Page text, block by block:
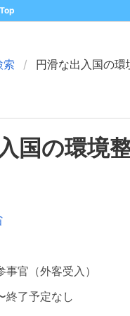
Top
索 円滑な出入国の環
国の環境
事官（外客受入）
終了予定なし